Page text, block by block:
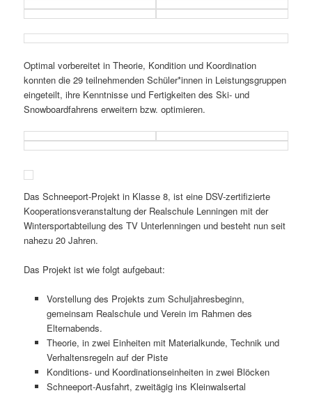
Optimal vorbereitet in Theorie, Kondition und Koordination
konnten die 29 teilnehmenden Schüler*innen in Leistungsgruppen
eingeteilt, ihre Kenntnisse und Fertigkeiten des Ski- und
Snowboardfahrens erweitern bzw. optimieren.
Das Schneeport-Projekt in Klasse 8, ist eine DSV-zertifizierte
Kooperationsveranstaltung der Realschule Lenningen mit der
Wintersportabteilung des TV Unterlenningen und besteht nun seit
nahezu 20 Jahren.
Das Projekt ist wie folgt aufgebaut:
Vorstellung des Projekts zum Schuljahresbeginn,
gemeinsam Realschule und Verein im Rahmen des
Elternabends.
Theorie, in zwei Einheiten mit Materialkunde, Technik und
Verhaltensregeln auf der Piste
Konditions- und Koordinationseinheiten in zwei Blöcken
Schneeport-Ausfahrt, zweitägig ins Kleinwalsertal